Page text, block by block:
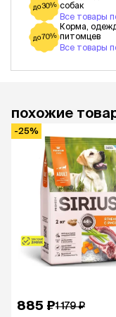
до 30% собак
Все товары
до 70%
Корма,
питомцев
Все товары
похожие
-25%
885 ₽1 179 ₽